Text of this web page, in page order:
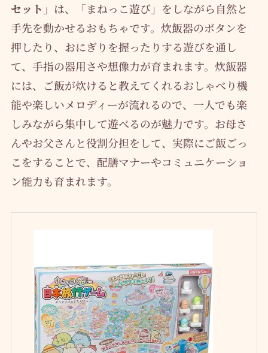
セット」 は、「まねっこ遊び」をしながら自然と
手先を動かせるおもちゃです。炊飯器のボタンを
押したり、おにぎりを握ったりする遊びを通し
て、手指の器用さや想像力が育まれます。炊飯器
には、ご飯が炊けると教えてくれるおしゃべり機
能や楽しいメロディーが流れるので、一人でも楽
しみながら集中して遊べるのが魅力です。お母さ
んやお父さんと役割分担をして、実際にご飯ごっ
こをすることで、配膳マナーやコミュニケーショ
ン能力も育まれます。